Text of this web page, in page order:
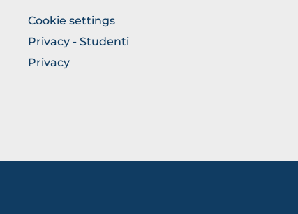
FOOTER
COLONNA
DESTRA
Cookie settings
Privacy - Studenti
Privacy